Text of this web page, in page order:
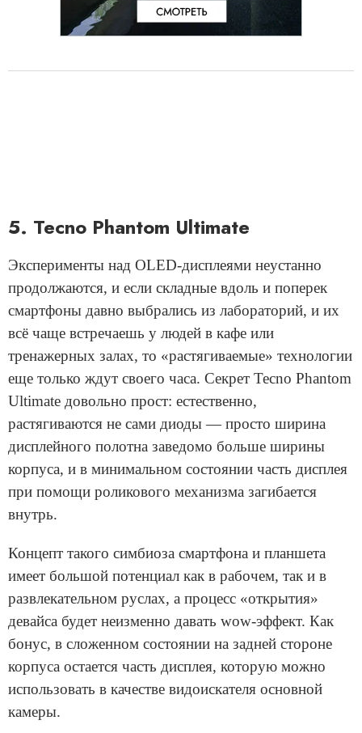
5. Tecno Phantom Ultimate
Эксперименты над OLED-дисплеями неустанно
продолжаются, и если складные вдоль и поперек
смартфоны давно выбрались из лабораторий, и их
всё чаще встречаешь у людей в кафе или
тренажерных залах, то «растягиваемые» технологии
еще только ждут своего часа. Секрет Tecno Phantom
Ultimate довольно прост: естественно,
растягиваются не сами диоды — просто ширина
дисплейного полотна заведомо больше ширины
корпуса, и в минимальном состоянии часть дисплея
при помощи роликового механизма загибается
внутрь.
Концепт такого симбиоза смартфона и планшета
имеет большой потенциал как в рабочем, так и в
развлекательном руслах, а процесс «открытия»
девайса будет неизменно давать wow-эффект. Как
бонус, в сложенном состоянии на задней стороне
корпуса остается часть дисплея, которую можно
использовать в качестве видоискателя основной
камеры.